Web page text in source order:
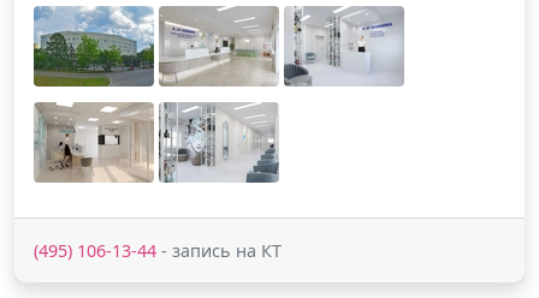
(495) 106-13-44 - запись на КТ